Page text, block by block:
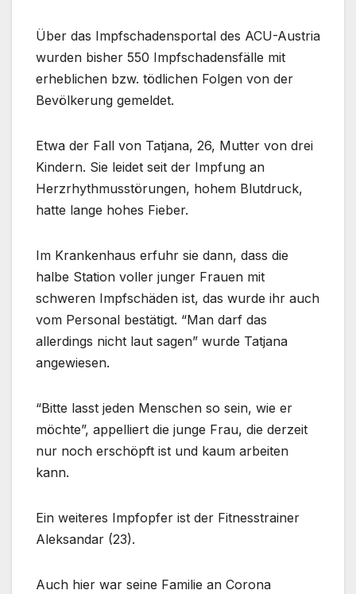
Über das Impfschadensportal des ACU-Austria
wurden bisher 550 Impfschadensfälle mit
erheblichen bzw. tödlichen Folgen von der
Bevölkerung gemeldet.
Etwa der Fall von Tatjana, 26, Mutter von drei
Kindern. Sie leidet seit der Impfung an
Herzrhythmusstörungen, hohem Blutdruck,
hatte lange hohes Fieber.
Im Krankenhaus erfuhr sie dann, dass die
halbe Station voller junger Frauen mit
schweren Impfschäden ist, das wurde ihr auch
vom Personal bestätigt. “Man darf das
allerdings nicht laut sagen” wurde Tatjana
angewiesen.
“Bitte lasst jeden Menschen so sein, wie er
möchte”, appelliert die junge Frau, die derzeit
nur noch erschöpft ist und kaum arbeiten
kann.
Ein weiteres Impfopfer ist der Fitnesstrainer
Aleksandar (23).
Auch hier war seine Familie an Corona